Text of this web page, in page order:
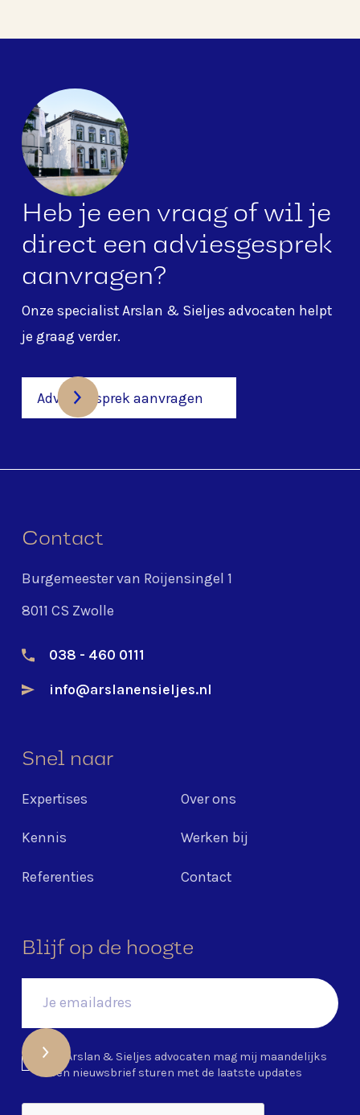
Heb je een vraag of wil je
direct een adviesgesprek
aanvragen?
Onze specialist Arslan & Sieljes advocaten helpt
je graag verder.
Adviesgesprek aanvragen
Contact
Burgemeester van Roijensingel 1
8011 CS Zwolle
038 - 460 0111
info@arslanensieljes.nl
Snel naar
Expertises Over ons
Kennis Werken bij
Referenties Contact
Blijf op de hoogte
Ja, Arslan & Sieljes advocaten mag mij maandelijks
een nieuwsbrief sturen met de laatste updates